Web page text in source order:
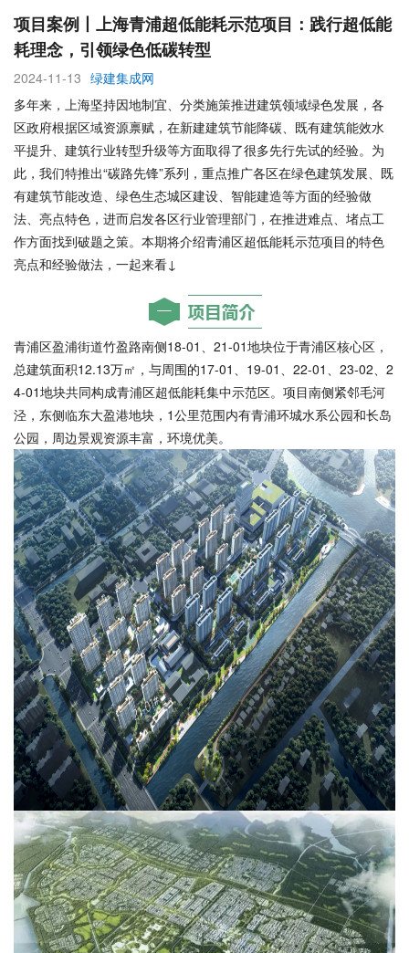
项目案例丨上海青浦超低能耗示范项目：践行超低能
耗理念，引领绿色低碳转型
2024-11-13 绿建集成网
多年来，上海坚持因地制宜、分类施策推进建筑领域绿色发展，各
区政府根据区域资源禀赋，在新建建筑节能降碳、既有建筑能效水
平提升、建筑行业转型升级等方面取得了很多先行先试的经验。为
此，我们特推出“碳路先锋”系列，重点推广各区在绿色建筑发展、既
有建筑节能改造、绿色生态城区建设、智能建造等方面的经验做
法、亮点特色，进而启发各区行业管理部门，在推进难点、堵点工
作方面找到破题之策。本期将介绍青浦区超低能耗示范项目的特色
亮点和经验做法，一起来看↓
青浦区盈浦街道竹盈路南侧18-01、21-01地块位于青浦区核心区，
总建筑面积12.13万㎡，与周围的17-01、19-01、22-01、23-02、2
4-01地块共同构成青浦区超低能耗集中示范区。项目南侧紧邻毛河
泾，东侧临东大盈港地块，1公里范围内有青浦环城水系公园和长岛
公园，周边景观资源丰富，环境优美。